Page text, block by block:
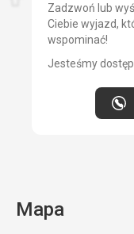
Zadzwoń lub
Ciebie wyjazd,
wspominać!
Jesteśmy
Mapa